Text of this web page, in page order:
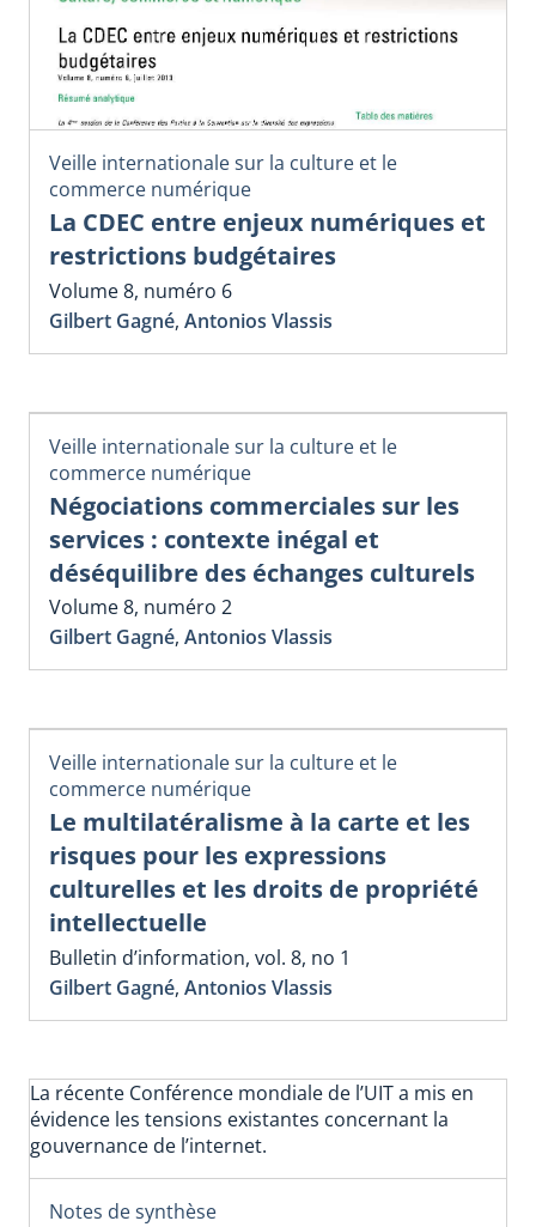
Veille internationale sur la culture et le
commerce numérique
La CDEC entre enjeux numériques et
restrictions budgétaires
Volume 8, numéro 6
Gilbert Gagné, Antonios Vlassis
Veille internationale sur la culture et le
commerce numérique
Négociations commerciales sur les
services : contexte inégal et
déséquilibre des échanges culturels
Volume 8, numéro 2
Gilbert Gagné, Antonios Vlassis
Veille internationale sur la culture et le
commerce numérique
Le multilatéralisme à la carte et les
risques pour les expressions
culturelles et les droits de propriété
intellectuelle
Bulletin d’information, vol. 8, no 1
Gilbert Gagné, Antonios Vlassis
La récente Conférence mondiale de l’UIT a mis en
évidence les tensions existantes concernant la
gouvernance de l’internet.
Notes de synthèse